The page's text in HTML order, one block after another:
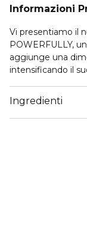
Informazioni
Vi presentiamo il
POWERFULLY,
aggiunge una
intensificando il
ciliegia dolce. È
per 24 ore.
affascina con
Ingredienti